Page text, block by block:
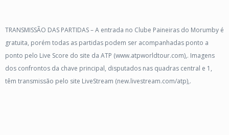
TRANSMISSÃO DAS PARTIDAS – A entrada no Clube Paineiras do Morumby é
gratuita, porém todas as partidas podem ser acompanhadas ponto a
ponto pelo Live Score do site da ATP (www.atpworldtour.com),. Imagens
dos confrontos da chave principal, disputados nas quadras central e 1,
têm transmissão pelo site LiveStream (new.livestream.com/atp),.